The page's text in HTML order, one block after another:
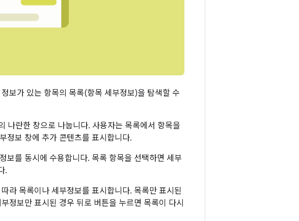
보가 있는 항목의 목록(항목 세부정보)을 탐색할 수
나란한 창으로 나눕니다. 사용자는 목록에서 항목을
정보 창에 추가 콘텐츠를 표시합니다.
보를 동시에 수용합니다. 목록 항목을 선택하면 세부
.
라 목록이나 세부정보를 표시합니다. 목록만 표시된
정보만 표시된 경우 뒤로 버튼을 누르면 목록이 다시